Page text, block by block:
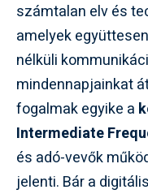
számtalan elv és
amelyek
nélküli
mindennapjainkat
fogalmak egyike a
Intermediate
és adó-vevők
jelenti. Bár a